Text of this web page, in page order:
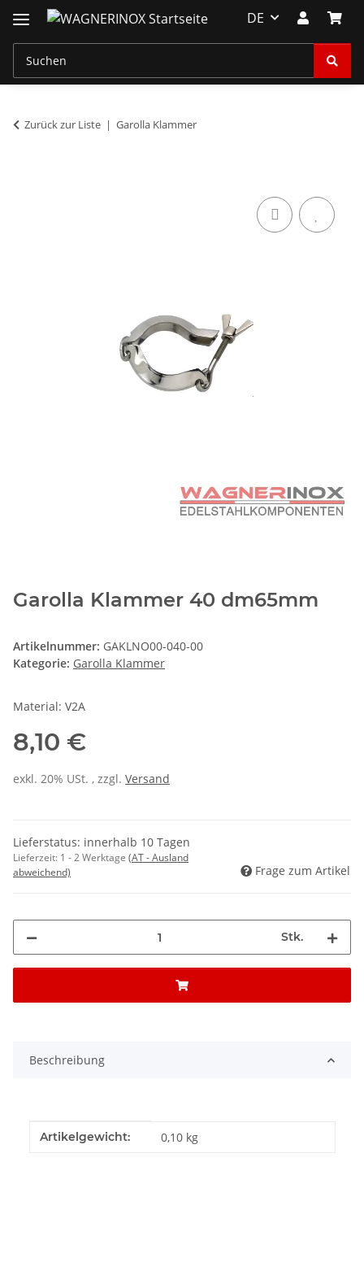
DE
Zurück zur Liste Garolla Klammer
Garolla Klammer 40 dm65mm
Artikelnummer: GAKLNO00-040-00
Kategorie: Garolla Klammer
Material: V2A
8,10 €
exkl. 20% USt. , zzgl. Versand
Lieferstatus: innerhalb 10 Tagen
Lieferzeit: 1 - 2 Werktage (AT - Ausland
abweichend)
Frage zum Artikel
Stk.
Beschreibung
Produkteigenschaft
Wert
Artikelgewicht: 0,10 kg